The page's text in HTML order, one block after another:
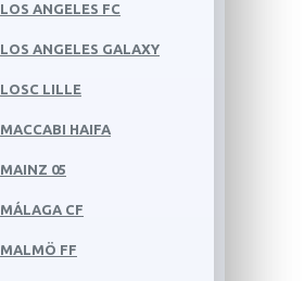
LOS ANGELES FC
LOS ANGELES GALAXY
LOSC LILLE
MACCABI HAIFA
MAINZ 05
MÁLAGA CF
MALMÖ FF